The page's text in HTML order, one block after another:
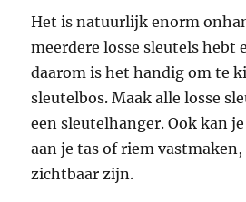
Het is natuurlijk enorm
meerdere losse sleutels hebt
daarom is het handig om te
sleutelbos. Maak alle losse
een sleutelhanger. Ook kan
aan je tas of riem
zichtbaar zijn.